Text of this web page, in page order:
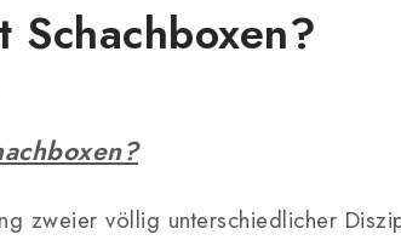
Schachboxen?
zweier völlig unterschiedlicher